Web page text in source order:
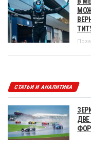
СТАТЬИ И АНАЛИТИКА